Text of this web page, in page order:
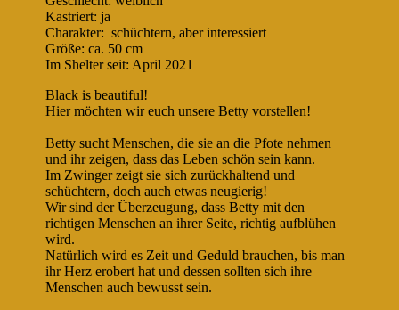
Kastriert: ja
Charakter: schüchtern, aber interessiert
Größe: ca. 50 cm
Im Shelter seit: April 2021
Black is beautiful!
Hier möchten wir euch unsere Betty vorstellen!
Betty sucht Menschen, die sie an die Pfote nehmen
und ihr zeigen, dass das Leben schön sein kann.
Im Zwinger zeigt sie sich zurückhaltend und
schüchtern, doch auch etwas neugierig!
Wir sind der Überzeugung, dass Betty mit den
richtigen Menschen an ihrer Seite, richtig aufblühen
wird.
Natürlich wird es Zeit und Geduld brauchen, bis man
ihr Herz erobert hat und dessen sollten sich ihre
Menschen auch bewusst sein.